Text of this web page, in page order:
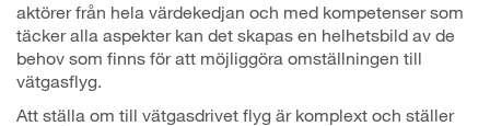
aktörer från hela värdekedjan och med kompetenser som
täcker alla aspekter kan det skapas en helhetsbild av de
behov som finns för att möjliggöra omställningen till
vätgasflyg.
Att ställa om till vätgasdrivet flyg är komplext och ställer